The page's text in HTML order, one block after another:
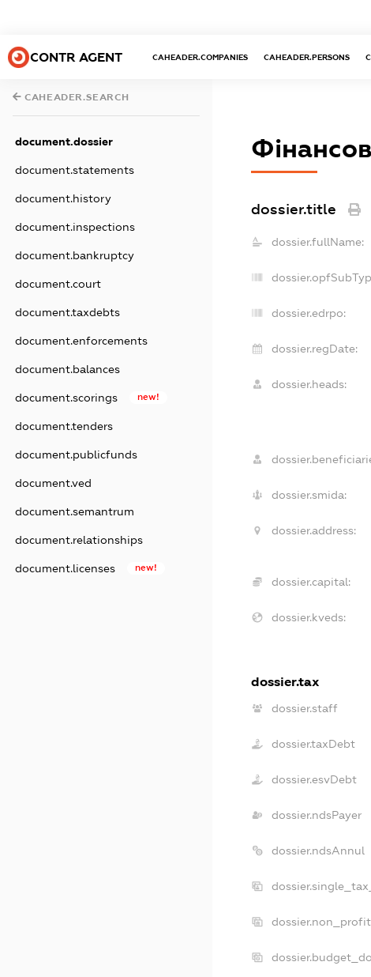
CONTR AGENT CAHEADER.COMPANIES CAHEADER.PERSONS
CAHEADER.SEARCH
document.dossier
document.statements
document.history
document.inspections
document.bankruptcy
document.court
document.taxdebts
document.enforcements
document.balances
document.scorings new!
document.tenders
document.publicfunds
document.ved
document.semantrum
document.relationships
document.licenses new!
dossier.title
dossier.fullName:
dossier.edrpo:
dossier.regDate:
dossier.heads:
dossier.smida:
dossier.address:
dossier.capital:
dossier.kveds:
dossier.tax
dossier.staff
dossier.taxDebt
dossier.esvDebt
dossier.ndsPayer
dossier.ndsAnnul
dossier.non_profit